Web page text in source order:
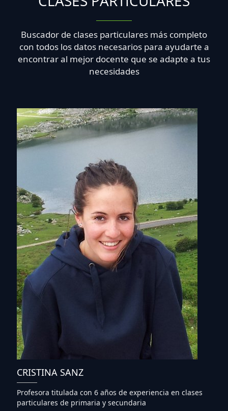
Buscador de clases particulares más completo
con todos los datos necesarios para ayudarte a
encontrar al mejor docente que se adapte a tus
necesidades
CRISTINA SANZ
Profesora titulada con 6 años de experiencia en clases
particulares de primaria y secundaria